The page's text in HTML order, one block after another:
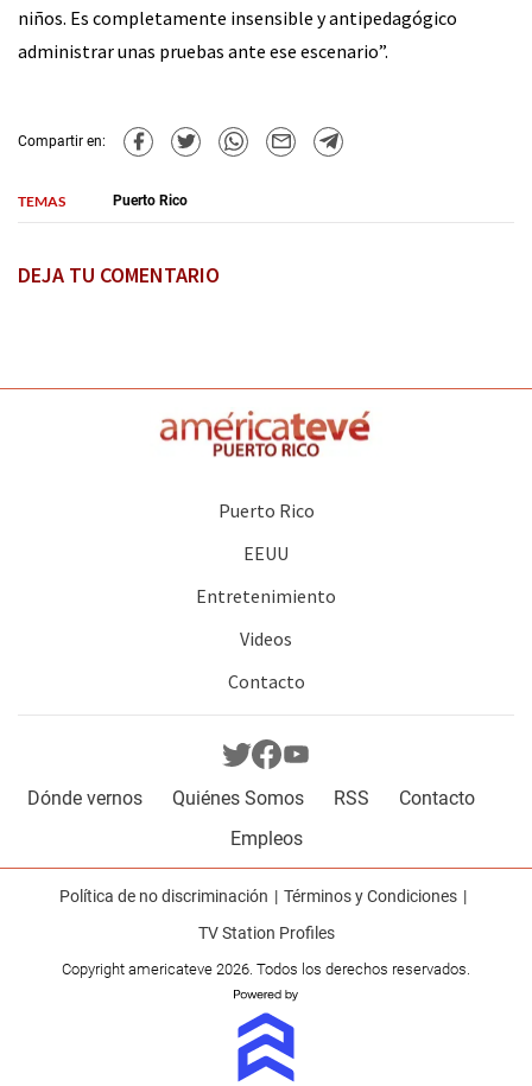
niños. Es completamente insensible y antipedagógico
administrar unas pruebas ante ese escenario”.
Compartir en:
TEMAS Puerto Rico
DEJA TU COMENTARIO
Puerto Rico
EEUU
Entretenimiento
Videos
Contacto
Dónde vernos Quiénes Somos RSS
Contacto
Empleos
Política de no discriminación
Términos y Condiciones
TV Station Profiles
Copyright americateve 2026. Todos los derechos reservados.